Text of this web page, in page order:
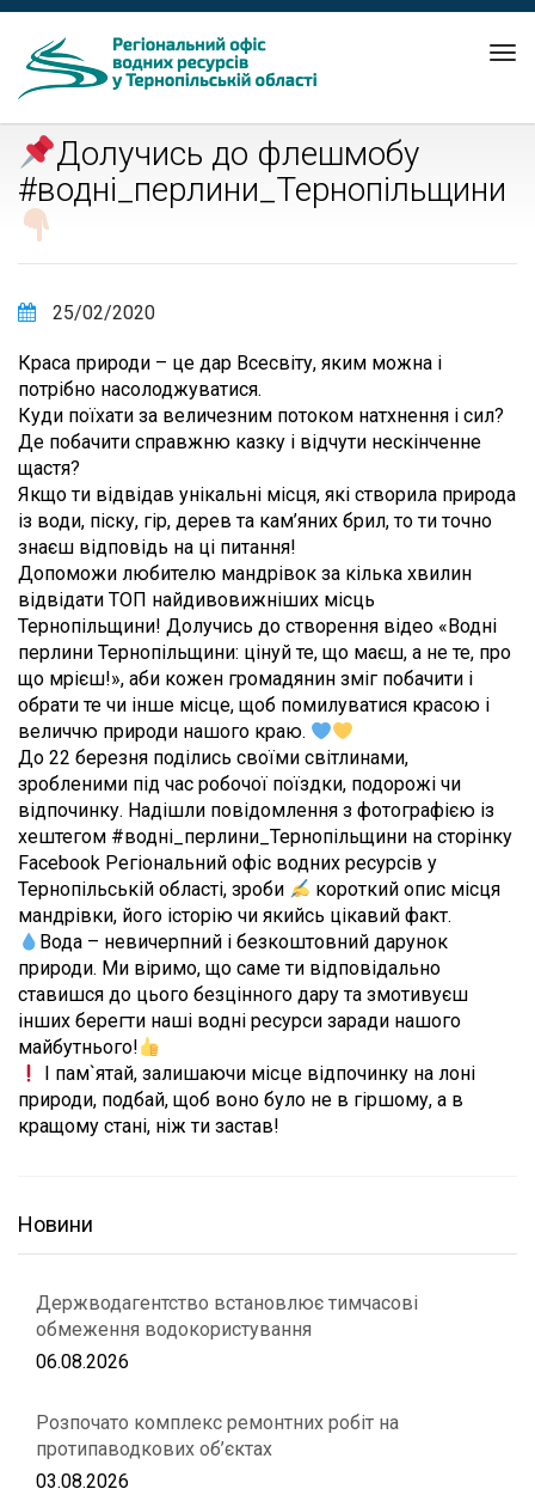
Долучись до флешмобу
#водні_перлини_Тернопільщини
25/02/2020
Краса природи – це дар Всесвіту, яким можна і
потрібно насолоджуватися.
Куди поїхати за величезним потоком натхнення і сил?
Де побачити справжню казку і відчути нескінченне
щастя?
Якщо ти відвідав унікальні місця, які створила природа
із води, піску, гір, дерев та кам’яних брил, то ти точно
знаєш відповідь на ці питання!
Допоможи любителю мандрівок за кілька хвилин
відвідати ТОП найдивовижніших місць
Тернопільщини! Долучись до створення відео «Водні
перлини Тернопільщини: цінуй те, що маєш, а не те, про
що мрієш!», аби кожен громадянин зміг побачити і
обрати те чи інше місце, щоб помилуватися красою і
величчю природи нашого краю.
До 22 березня поділись своїми світлинами,
зробленими під час робочої поїздки, подорожі чи
відпочинку. Надішли повідомлення з фотографією із
хештегом #водні_перлини_Тернопільщини на сторінку
Facebook Регіональний офіс водних ресурсів у
Тернопільській області, зроби
короткий опис місця
мандрівки, його історію чи якийсь цікавий факт.
Вода – невичерпний і безкоштовний дарунок
природи. Ми віримо, що саме ти відповідально
ставишся до цього безцінного дару та змотивуєш
інших берегти наші водні ресурси заради нашого
майбутнього!
І пам`ятай, залишаючи місце відпочинку на лоні
природи, подбай, щоб воно було не в гіршому, а в
кращому стані, ніж ти застав!
Новини
Держводагентство встановлює тимчасові
обмеження водокористування
06.08.2026
Розпочато комплекс ремонтних робіт на
протипаводкових об’єктах
03.08.2026